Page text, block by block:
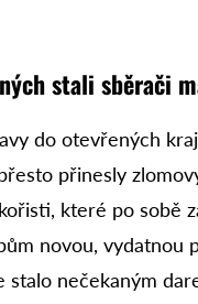
stali sběrači
do otevřených
přinesly
které po sobě
novou, vydatnou
stalo nečekaným